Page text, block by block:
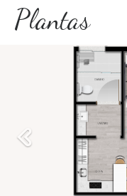
Plantas